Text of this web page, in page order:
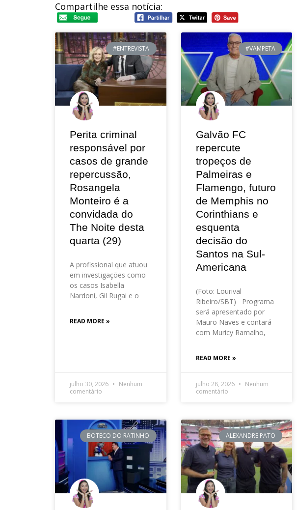
Compartilhe essa notícia:
#ENTREVISTA
Perita criminal
responsável por
casos de grande
repercussão,
Rosangela
Monteiro é a
convidada do
The Noite desta
quarta (29)
A profissional que atuou
em investigações como
os casos Isabella
Nardoni, Gil Rugai e o
READ MORE »
julho 30, 2026
Nenhum
comentário
#VAMPETA
Galvão FC
repercute
tropeços de
Palmeiras e
Flamengo, futuro
de Memphis no
Corinthians e
esquenta
decisão do
Santos na Sul-
Americana
(Foto: Lourival
Ribeiro/SBT) Programa
será apresentado por
Mauro Naves e contará
com Muricy Ramalho,
READ MORE »
julho 28, 2026
Nenhum
comentário
BOTECO DO RATINHO ALEXANDRE PATO